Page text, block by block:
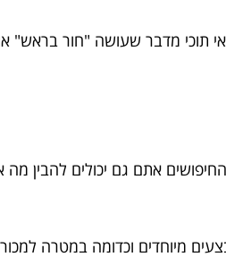
תוכי מדבר שעושה "חור בראש" או
אתם גם יכולים להבין מה
מיוחדים וכדומה במטרה